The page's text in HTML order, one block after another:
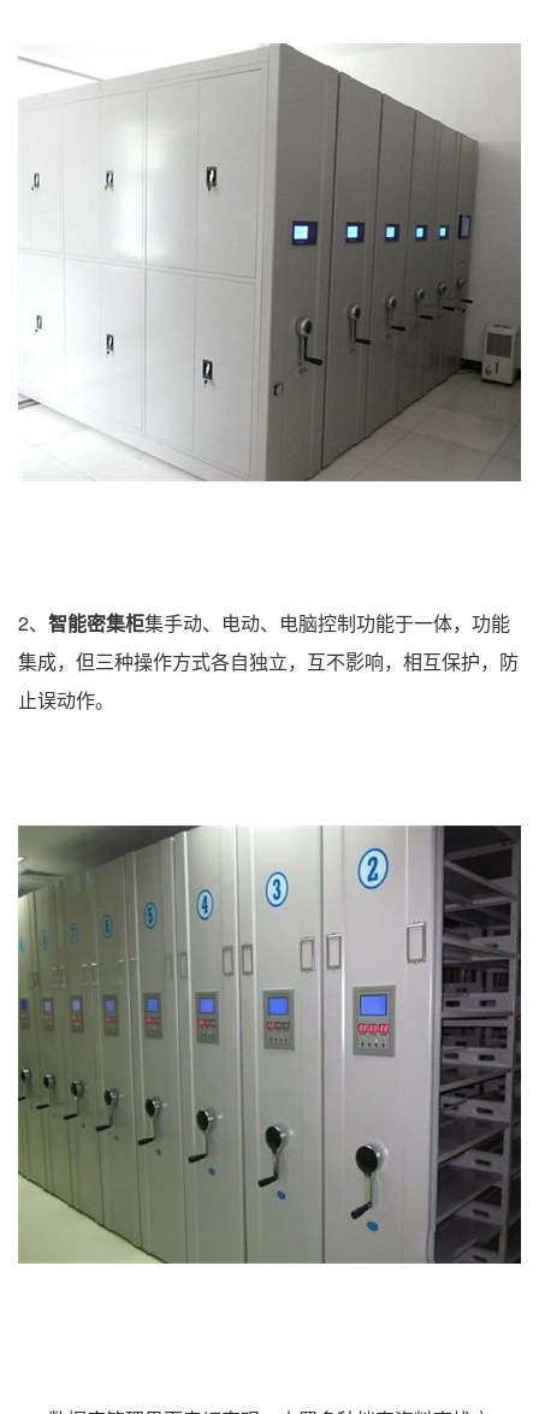
2、 智能密集柜集手动、电动、电脑控制功能于一体，功能
集成，但三种操作方式各自独立，互不影响，相互保护，防
止误动作。